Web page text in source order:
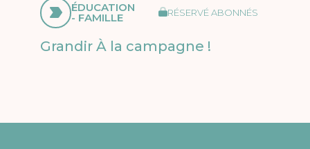
ÉDUCATION
- FAMILLE RÉSERVÉ ABONNÉS
Grandir À la campagne !